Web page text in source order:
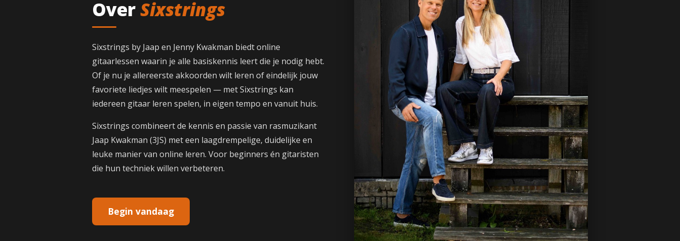
OverSixstrings
Sixstrings by Jaap en Jenny Kwakman biedt online
gitaarlessen waarin je alle basiskennis leert die je nodig hebt.
Of je nu je allereerste akkoorden wilt leren of eindelijk jouw
favoriete liedjes wilt meespelen — met Sixstrings kan
iedereen gitaar leren spelen, in eigen tempo en vanuit huis.
Sixstrings combineert de kennis en passie van rasmuzikant
Jaap Kwakman (3JS) met een laagdrempelige, duidelijke en
leuke manier van online leren. Voor beginners én gitaristen
die hun techniek willen verbeteren.
Begin vandaag